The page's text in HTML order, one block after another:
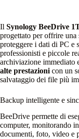
Il Synology BeeDrive
progettato per offrire una
proteggere i dati di PC e
professionisti e piccole
archiviazione immediato
alte prestazionicon un
salvataggio dei file più
Backup intelligente e
BeeDrive permette di
computer, monitorando
documenti, foto, video e